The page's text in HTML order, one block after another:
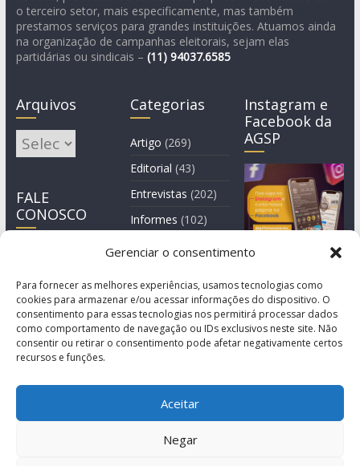
Gerenciar o consentimento
Para fornecer as melhores experiências, usamos tecnologias como
cookies para armazenar e/ou acessar informações do dispositivo. O
consentimento para essas tecnologias nos permitirá processar dados
como comportamento de navegação ou IDs exclusivos neste site. Não
consentir ou retirar o consentimento pode afetar negativamente certos
recursos e funções.
Aceitar
Negar
o terceiro setor, mais especificamente, mas também
prestamos serviços para grandes instituições. Atuamos ainda
na organização de campanhas eleitorais, sejam elas
partidárias ou sindicais – (11) 94037.6585
Arquivos
Arquivos
FALE
CONOSCO
Categorias
Artigo (269)
Editorial (43)
Entrevistas (202)
Informes (102)
Manchete
Instagram e
Facebook da
AGSP
© Copyright 2011-2026